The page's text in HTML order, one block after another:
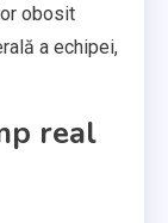
obosit
a echipei,
real